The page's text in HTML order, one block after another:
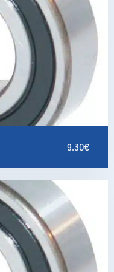
9.30€